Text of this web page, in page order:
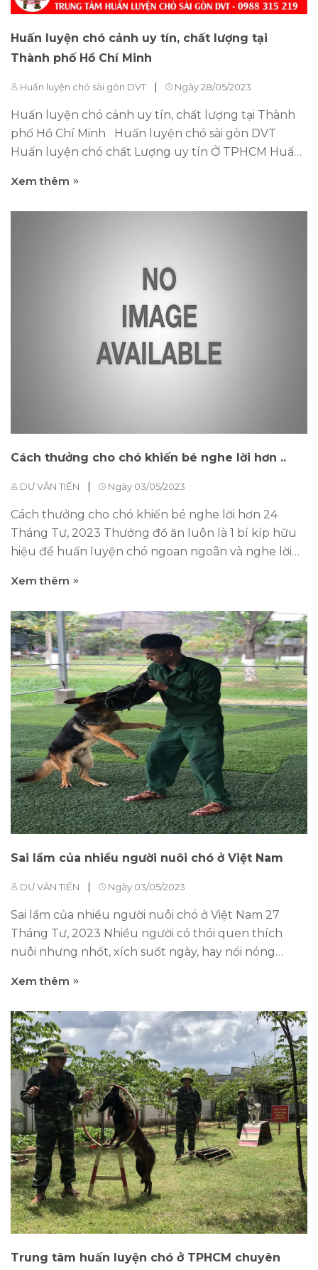
Huấn luyện chó cảnh uy tín, chất lượng tại
Thành phố Hồ Chí Minh
Huấn luyện chó sài gòn DVT | Ngày 28/05/2023
Huấn luyện chó cảnh uy tín, chất lượng tại Thành
phố Hồ Chí Minh Huấn luyện chó sài gòn DVT
Huấn luyện chó chất Lượng uy tín Ở TPHCM Huấn
cơ bản đến nâng cao. Chú chó của bạn sẽ nghe lời,
lượng tại TP.hồ chí minh để làm gì? Huấn luyện để
bảo vệ công ty – xí nghiệp – cơ quan Huấn luyện
Huấn luyện chó phòng các trường hợp truy tìm tội
Xem thêm
Cách thưởng cho chó khiến bé nghe lời hơn ..
DƯ VĂN TIẾN | Ngày 03/05/2023
Cách thưởng cho chó khiến bé nghe lời hơn 24
Tháng Tư, 2023 Thưởng đồ ăn luôn là 1 bí kíp hữu
hiệu để huấn luyện chó ngoan ngoãn và nghe lời
ra hào hứng và kích thích mỗi khi được thưởng các
trong các bài huấn luyện, bánh thưởng còn mang
lại nhiều giá trị dinh dưỡng rất tốt cho sức khỏe cún
con. Nội dung [ẩn] Bánh thưởng cho chó con có
khiến chúng nghe lời hơn? Bánh thưởng cho chó
con có tác dụng gì? Tác dụng trong huấn luyện
Thay đổi hành vi thú cưng Kích thích sự thèm ăn
Các tác dụng khác Cách sử dụng bánh thưởng cho
chó con tốt nhất Bánh thưởng cho chó con có
khiến chúng nghe lời hơn? Bánh thưởng cho chó
con có khiến chúng nghe lời hơn? Nếu nhìn từ...
Xem thêm
Sai lầm của nhiều người nuôi chó ở Việt Nam
DƯ VĂN TIẾN | Ngày 03/05/2023
Sai lầm của nhiều người nuôi chó ở Việt Nam 27
Tháng Tư, 2023 Nhiều người có thói quen thích
nuôi nhưng nhốt, xích suốt ngày, hay nổi nóng
nghe lời. Trong cuốn Sapiens- Lược sử loài người mà
chó đã gắn bó thân thiết với con người từ 15.000
năm trước, là loài được thuần hoá đầu tiên và
không phải để ăn thịt. Các đặc tính đặc biệt của loài
chó và những cảm xúc đặc biệt của nó dành cho
con người không ai có thể phủ nhận được. Ảnh
minh họa. Tại một số nước dân có thói quen ăn thịt
chó, người ta không bỏ được vì nó là thói quen lâu
đời, nhiều người không bỏ được cái thoả mãn dạ
dày, vị giác của mình. Nhưng không...
Xem thêm
Trung tâm huấn luyện chó ở TPHCM chuyên